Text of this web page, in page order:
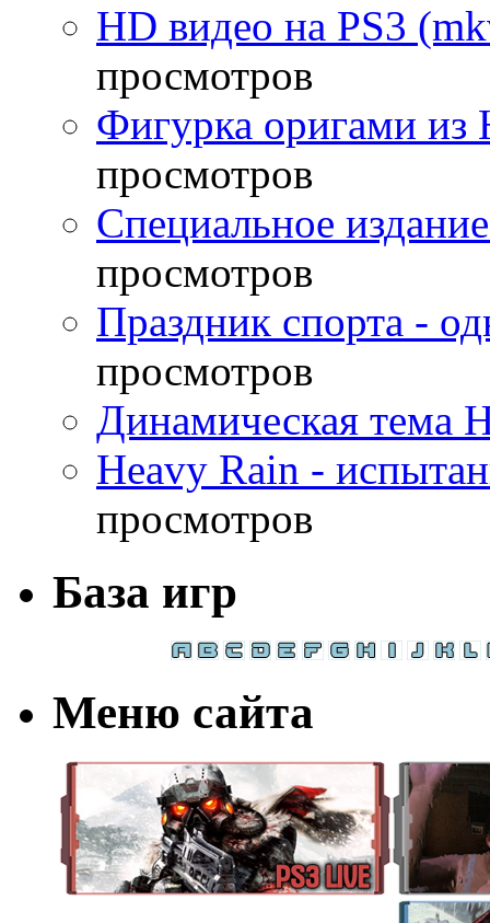
HD видео на PS3
просмотров
Фигурка оригами из
просмотров
Специальное
просмотров
Праздник спорта -
просмотров
Динамическая тема
Heavy Rain -
просмотров
База игр
Меню сайта